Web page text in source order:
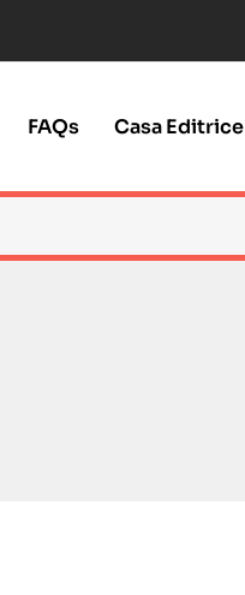
FAQs Casa Editrice